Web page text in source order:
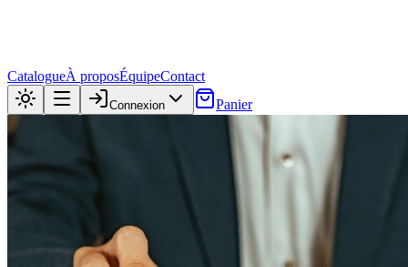
CatalogueÀ proposÉquipeContact
Connexion Panier